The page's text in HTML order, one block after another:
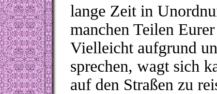
lange Zeit in
manchen Teilen
Vielleicht aufgrund
sprechen, wagt sich
auf den Straßen zu